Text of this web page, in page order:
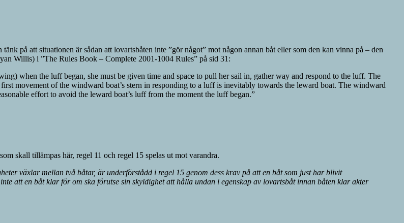
på att situationen är sådan att lovartsbåten inte ”gör något” mot någon annan båt eller som den kan vinna på – den
Willis) i ”The Rules Book – Complete 2001-1004 Rules” på sid 31:
when the luff began, she must be given time and space to pull her sail in, gather way and respond to the luff. The
movement of the windward boat’s stern in responding to a luff is inevitably towards the leward boat. The windward
effort to avoid the leward boat’s luff from the moment the luff began.”
skall tillämpas här, regel 11 och regel 15 spelas ut mot varandra.
växlar mellan två båtar, är underförstådd i regel 15 genom dess krav på att en båt som just har blivit
att en båt klar för om ska förutse sin skyldighet att hålla undan i egenskap av lovartsbåt innan båten klar akter